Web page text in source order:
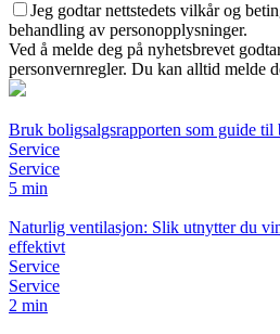
Jeg godtar nettstedets vilkår og
behandling av personopplysninger.
Ved å melde deg på nyhetsbrevet
personvernregler. Du kan alltid melde
Bruk boligsalgsrapporten som guide
Service
Service
5 min
Naturlig ventilasjon: Slik utnytter du
effektivt
Service
Service
2 min